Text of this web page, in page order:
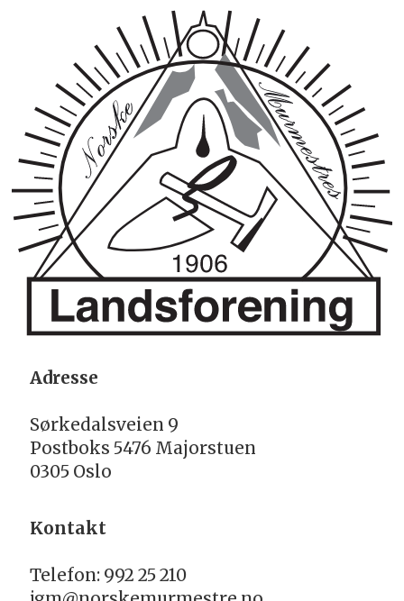
Adresse
Sørkedalsveien 9
Postboks 5476 Majorstuen
0305 Oslo
Kontakt
Telefon: 992 25 210